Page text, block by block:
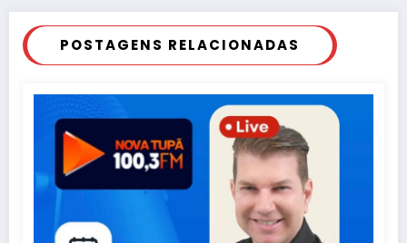
POSTAGENS RELACIONADAS